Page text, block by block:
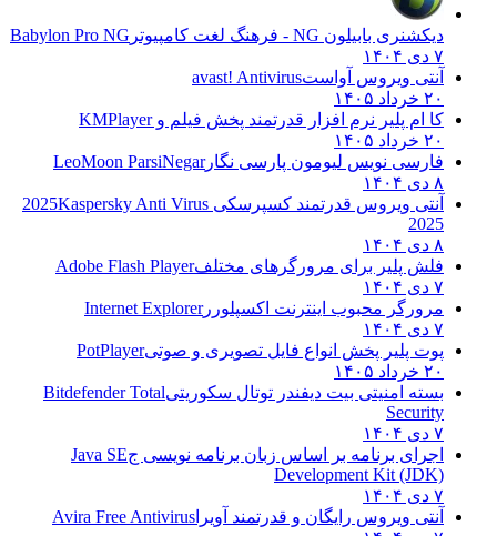
دیکشنری بابیلون NG - فرهنگ لغت کامپیوتر
Babylon Pro NG
۷ دی ۱۴۰۴
آنتی ویروس آواستavast! Antivirus
۲۰ خرداد ۱۴۰۵
کا ام پلیر نرم افزار قدرتمند پخش فیلم وKMPlayer
۲۰ خرداد ۱۴۰۵
فارسی نویس لیومون پارسی نگارLeoMoon ParsiNegar
۸ دی ۱۴۰۴
آنتی ویروس قدرتمند کسپرسکی 2025 Kaspersky Anti Virus
2025
۸ دی ۱۴۰۴
فلش پلیر برای مرورگرهای مختلفAdobe Flash Player
۷ دی ۱۴۰۴
مرورگر محبوب اینترنت اکسپلوررInternet Explorer
۷ دی ۱۴۰۴
پوت پلیر پخش انواع فایل تصویری و صوتیPotPlayer
۲۰ خرداد ۱۴۰۵
بسته امنیتی بیت دیفندر توتال سکوریتیBitdefender Total
Security
۷ دی ۱۴۰۴
اجرای برنامه بر اساس زبان برنامه نویسی جJava SE
Development Kit (JDK)
۷ دی ۱۴۰۴
آنتی ویروس رایگان و قدرتمند آویرا Avira Free Antivirus